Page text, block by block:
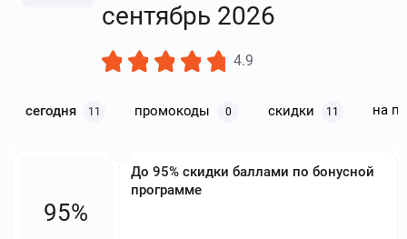
сентябрь 2026
4.9
сегодня 11 промокоды 0 скидки 11 на
До 95% скидки баллами по бонусной
программе
95%